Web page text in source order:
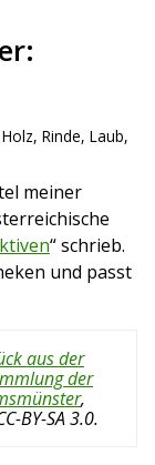
Holz, Rinde, Laub,
meiner
“ schrieb.
und passt
aus der
der
,
BY-SA 3.0.